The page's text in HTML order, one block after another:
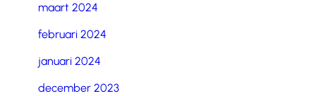
maart 2024
februari 2024
januari 2024
december 2023